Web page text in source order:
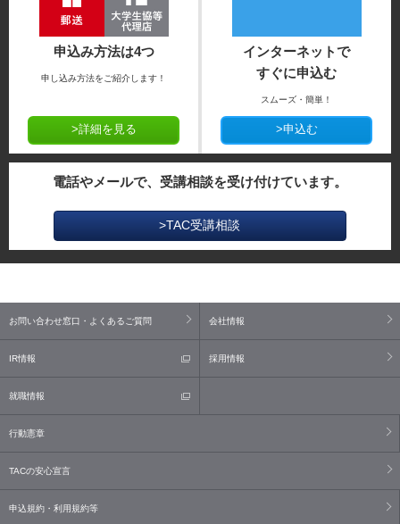
申込み方法は4つ
申し込み方法をご紹介します！
>詳細を見る
インターネットで
すぐに申込む
スムーズ・簡単！
>申込む
電話やメールで、受講相談を受け付けています。
>TAC受講相談
お問い合わせ窓口・よくあるご質問 会社情報
IR情報 採用情報
就職情報
行動憲章
TACの安心宣言
申込規約・利用規約等